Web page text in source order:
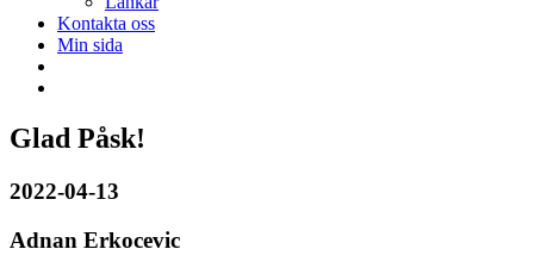
Kontakta oss
Min sida
Glad Påsk!
2022-04-13
Adnan Erkocevic